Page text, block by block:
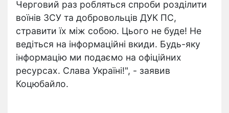
Черговий раз робляться спроби розділити
воїнів ЗСУ та добровольців ДУК ПС,
стравити їх між собою. Цього не буде! Не
ведіться на інформаційні вкиди. Будь-яку
інформацію ми подаємо на офіційних
ресурсах. Слава Україні!", - заявив
Коцюбайло.